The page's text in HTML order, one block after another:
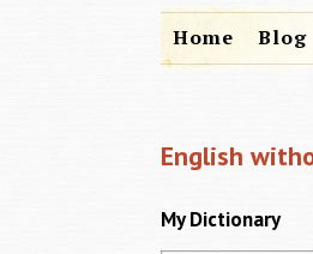
Home Blog
English
My Dictionary